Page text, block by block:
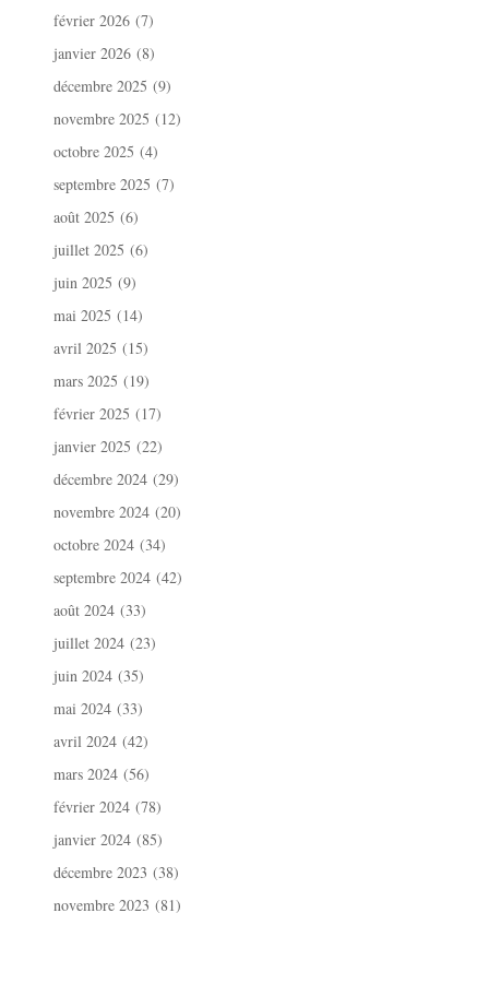
février 2026 (7)
janvier 2026 (8)
décembre 2025 (9)
novembre 2025 (12)
octobre 2025 (4)
septembre 2025 (7)
août 2025 (6)
juillet 2025 (6)
juin 2025 (9)
mai 2025 (14)
avril 2025 (15)
mars 2025 (19)
février 2025 (17)
janvier 2025 (22)
décembre 2024 (29)
novembre 2024 (20)
octobre 2024 (34)
septembre 2024 (42)
août 2024 (33)
juillet 2024 (23)
juin 2024 (35)
mai 2024 (33)
avril 2024 (42)
mars 2024 (56)
février 2024 (78)
janvier 2024 (85)
décembre 2023 (38)
novembre 2023 (81)